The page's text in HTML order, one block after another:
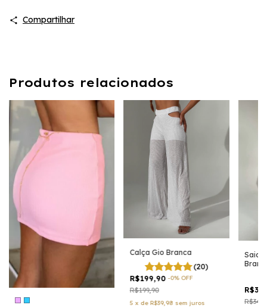
Compartilhar
Produtos relacionados
Calça Gio Branca
(20)
R$199,90 -0% OFF
R$199,90
5 x de R$39,98 sem juros
Saia